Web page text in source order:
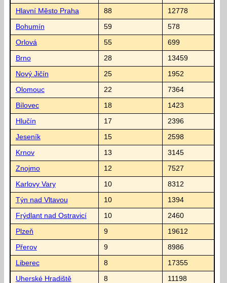
Hlavní Město Praha 88 12778
Bohumín 59 578
Orlová 55 699
Brno 28 13459
Nový Jičín 25 1952
Olomouc 22 7364
Bílovec 18 1423
Hlučín 17 2396
Jeseník 15 2598
Krnov 13 3145
Znojmo 12 7527
Karlovy Vary 10 8312
Týn nad Vltavou 10 1394
Frýdlant nad Ostravicí 10 2460
Plzeň 9 19612
Přerov 9 8986
Liberec 8 17355
Uherské Hradiště 8 11198